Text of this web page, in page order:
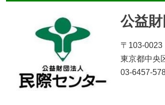
公益
〒103-0023
東京都中央
03-6457-